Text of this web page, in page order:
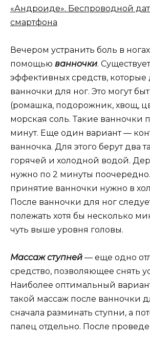
«Андроиде». Беспроводной
смартфона
Вечером устранить боль в
помощью ванночки.
эффективных средств, которые
ванночки для ног. Это могут
(ромашка, подорожник, хвощ,
морская соль. Такие ванночки
минут. Еще один вариант —
ванночка. Для этого берут два
горячей и холодной водой.
нужно по 2 минуты
принятие ванночки нужно в
После ванночки для ног
полежать хотя бы несколько
чуть выше уровня головы.
Массаж ступней — еще одно
средство, позволяющее снять
Наиболее оптимальный
такой массаж после ванночки
сначала разминать ступни, а
палец отдельно. После